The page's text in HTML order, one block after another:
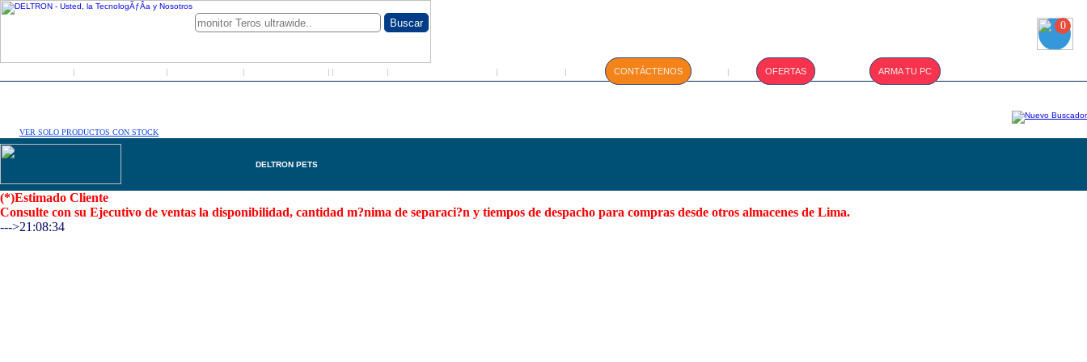
| | | | | | | | CONTÁCTENOS | OFERTAS ARMA TU PC
0
VER SOLO PRODUCTOS CON STOCK
DELTRON PETS
(*)Estimado Cliente
Consulte con su Ejecutivo de ventas la disponibilidad, cantidad m?nima de separaci?n y tiempos de despacho para compras desde otros almacenes de Lima.
--->21:08:34